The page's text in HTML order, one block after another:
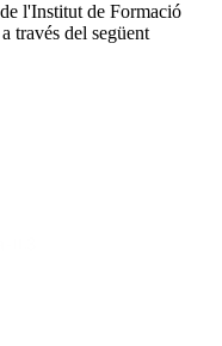
l'Institut de Formació
través del següent